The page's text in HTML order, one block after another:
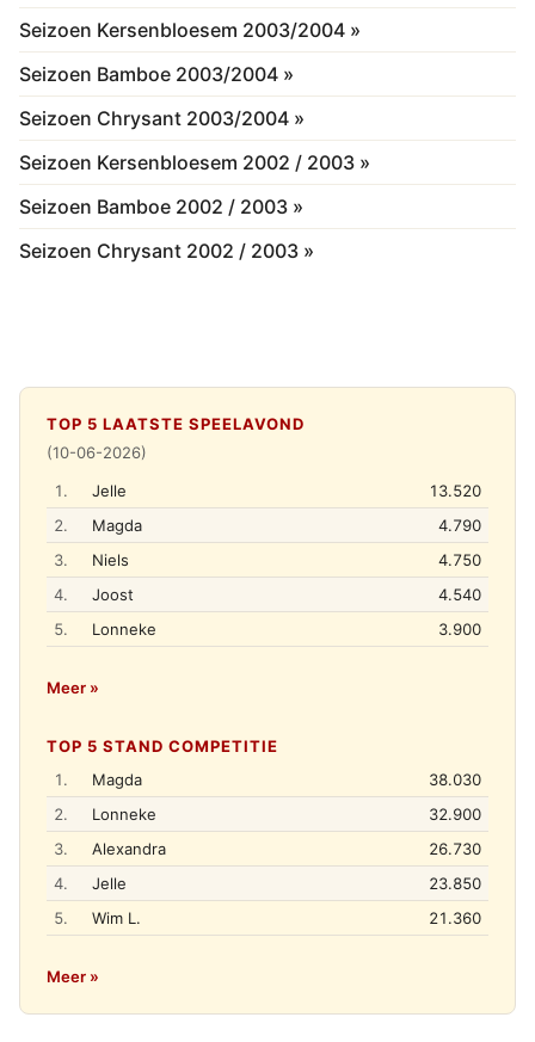
Seizoen Kersenbloesem 2003/2004 »
Seizoen Bamboe 2003/2004 »
Seizoen Chrysant 2003/2004 »
Seizoen Kersenbloesem 2002 / 2003 »
Seizoen Bamboe 2002 / 2003 »
Seizoen Chrysant 2002 / 2003 »
TOP 5 LAATSTE SPEELAVOND
(10-06-2026)
1.
Jelle
13.520
2.
Magda
4.790
3.
Niels
4.750
4.
Joost
4.540
5.
Lonneke 3.900
Meer »
TOP 5 STAND COMPETITIE
1.
Magda
38.030
2.
Lonneke
32.900
3.
Alexandra
26.730
4.
Jelle
23.850
5.
Wim L. 21.360
Meer »